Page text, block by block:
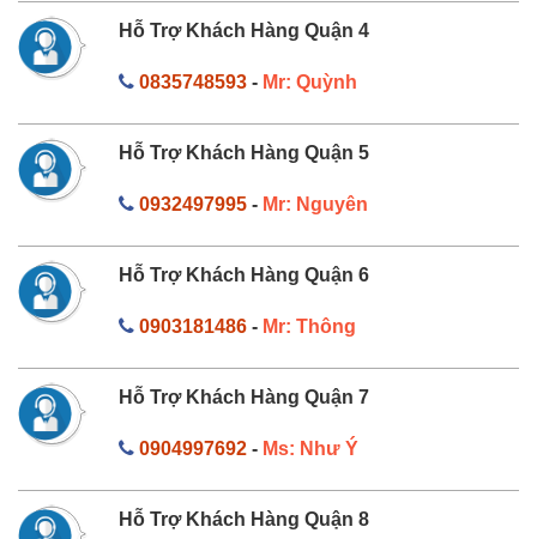
Hỗ Trợ Khách Hàng Quận 4
0835748593- Mr: Quỳnh
Hỗ Trợ Khách Hàng Quận 5
0932497995- Mr: Nguyên
Hỗ Trợ Khách Hàng Quận 6
0903181486- Mr: Thông
Hỗ Trợ Khách Hàng Quận 7
0904997692- Ms: Như Ý
Hỗ Trợ Khách Hàng Quận 8